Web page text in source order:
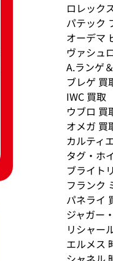
ロレック
パテック
オーデマ
ヴァシュ
A.ランゲ
ブレゲ 買
IWC 買取
ウブロ 買
オメガ 買
カルティ
タグ・ホ
ブライト
フランク
パネライ
ジャガー
リシャー
エルメス